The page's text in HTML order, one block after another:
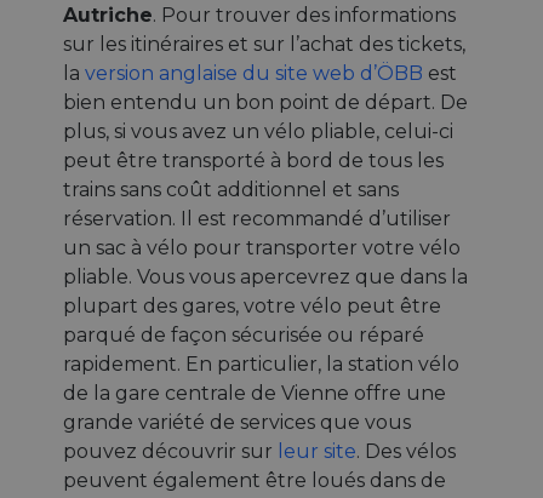
Autriche. Pour trouver des informations
sur les itinéraires et sur l’achat des tickets,
la version anglaise du site web d’ÖBB est
bien entendu un bon point de départ. De
plus, si vous avez un vélo pliable, celui-ci
peut être transporté à bord de tous les
trains sans coût additionnel et sans
réservation. Il est recommandé d’utiliser
un sac à vélo pour transporter votre vélo
pliable. Vous vous apercevrez que dans la
plupart des gares, votre vélo peut être
parqué de façon sécurisée ou réparé
rapidement. En particulier, la station vélo
de la gare centrale de Vienne offre une
grande variété de services que vous
pouvez découvrir sur leur site. Des vélos
peuvent également être loués dans de